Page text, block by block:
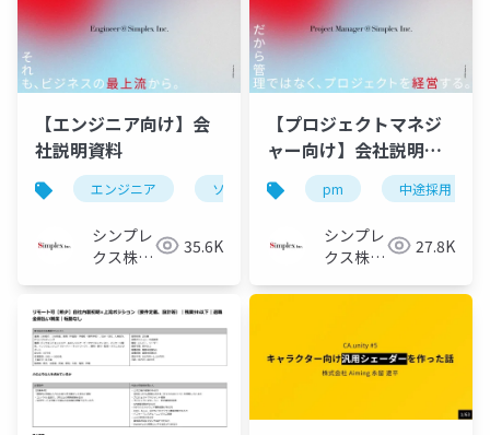
【エンジニア向け】会
社説明資料
エンジニア ソフトウェアエンジニア フロントエ
シンプレ
クス株式
35.6K
【プロジェクトマネジ
ャー向け】会社説明資
料
pm 中途採用
シンプレ
クス株式
27.8K